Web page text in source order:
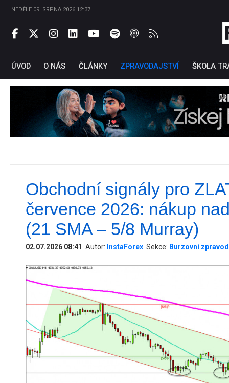
NEDĚLE 09. SRPNA 2026 12:37
ÚVOD O NÁS ČLÁNKY ZPRAVODAJSTVÍ ŠKOLA
Obchodní signály pro
července 2026: nákup
(21 SMA – 5/8 Murray)
02.07.2026 08:41 Autor: InstaForex Sekce: Burzovní